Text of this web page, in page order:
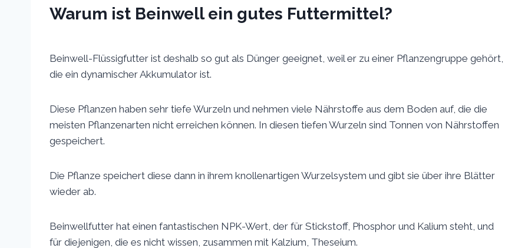
Warum ist Beinwell ein gutes Futtermittel?
Beinwell-Flüssigfutter ist deshalb so gut als Dünger geeignet, weil er zu einer Pflanzengruppe gehört,
die ein dynamischer Akkumulator ist.
Diese Pflanzen haben sehr tiefe Wurzeln und nehmen viele Nährstoffe aus dem Boden auf, die die
meisten Pflanzenarten nicht erreichen können. In diesen tiefen Wurzeln sind Tonnen von Nährstoffen
gespeichert.
Die Pflanze speichert diese dann in ihrem knollenartigen Wurzelsystem und gibt sie über ihre Blätter
wieder ab.
Beinwellfutter hat einen fantastischen NPK-Wert, der für Stickstoff, Phosphor und Kalium steht, und
für diejenigen, die es nicht wissen, zusammen mit Kalzium, Theseium.